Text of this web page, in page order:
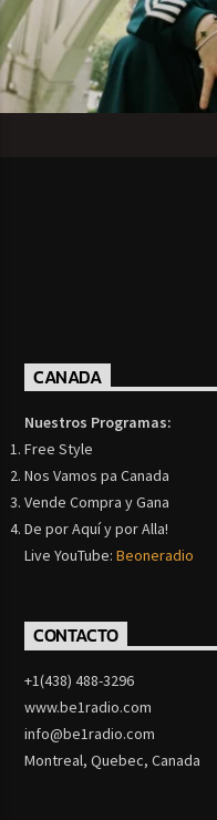
CANADA
Nuestros Programas:
Free Style
Nos Vamos pa Canada
Vende Compra y Gana
De por Aquí y por Alla!
Live YouTube:Beoneradio
CONTACTO
+1(438) 488-3296
www.be1radio.com
info@be1radio.com
Montreal, Quebec, Canada